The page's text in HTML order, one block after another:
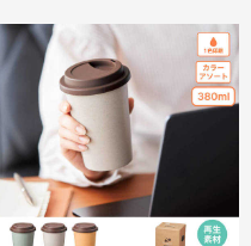
落とす心配がなく、デイリーからアウト
ドアまで幅広くお使いいただけます。ワ
ンポイント印刷から本体側面に大きく名
入れすることが可能なので、カフェや飲
食業界のノベルティやアーティストの物
販におすすめの商品です。